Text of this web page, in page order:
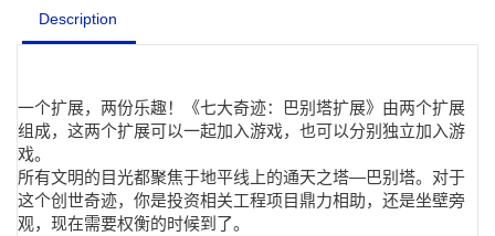
Description
一个扩展，两份乐趣！《七大奇迹：巴别塔扩展》由两个扩展
组成，这两个扩展可以一起加入游戏，也可以分别独立加入游
戏。
所有文明的目光都聚焦于地平线上的通天之塔—巴别塔。对于
这个创世奇迹，你是投资相关工程项目鼎力相助，还是坐壁旁
观，现在需要权衡的时候到了。